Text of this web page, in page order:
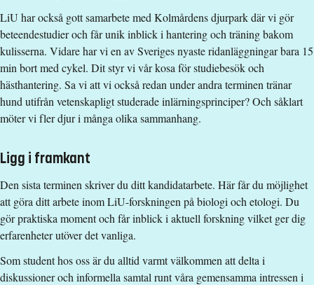
LiU har också gott samarbete med Kolmårdens djurpark där vi gör
beteendestudier och får unik inblick i hantering och träning bakom
kulisserna. Vidare har vi en av Sveriges nyaste ridanläggningar bara 15
min bort med cykel. Dit styr vi vår kosa för studiebesök och
hästhantering. Sa vi att vi också redan under andra terminen tränar
hund utifrån vetenskapligt studerade inlärningsprinciper? Och såklart
möter vi fler djur i många olika sammanhang.
Ligg i framkant
Den sista terminen skriver du ditt kandidatarbete. Här får du möjlighet
att göra ditt arbete inom LiU-forskningen på biologi och etologi. Du
gör praktiska moment och får inblick i aktuell forskning vilket ger dig
erfarenheter utöver det vanliga.
Som student hos oss är du alltid varmt välkommen att delta i
diskussioner och informella samtal runt våra gemensamma intressen i